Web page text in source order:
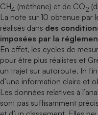
CH4 (méthane) et de CO2
La note sur 10 obtenue par
réalisés dans des
imposées par la
En effet, les cycles de
pour être plus réalistes et
un trajet sur autoroute. In
d’une information claire et
Les données relatives à
sont pas suffisamment